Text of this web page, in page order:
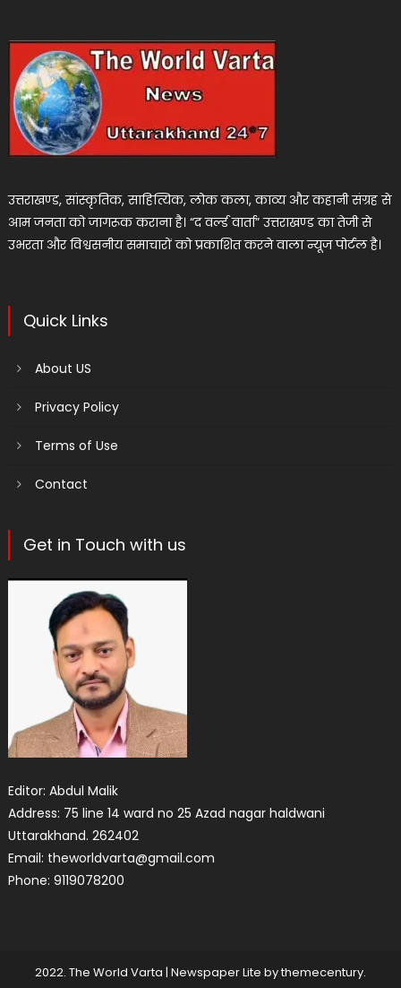
उत्तराखण्ड, सांस्कृतिक, साहित्यिक, लोक कला, काव्य और कहानी संग्रह से
आम जनता को जागरूक कराना है। “द वर्ल्ड वार्ता” उत्तराखण्ड का तेजी से
उभरता और विश्वसनीय समाचारों को प्रकाशित करने वाला न्यूज पोर्टल है।
Quick Links
About US
Privacy Policy
Terms of Use
Contact
Get in Touch with us
Editor: Abdul Malik
Address: 75 line 14 ward no 25 Azad nagar haldwani
Uttarakhand. 262402
Email: theworldvarta@gmail.com
Phone: 9119078200
2022. The World Varta | Newspaper Lite bythemecentury.